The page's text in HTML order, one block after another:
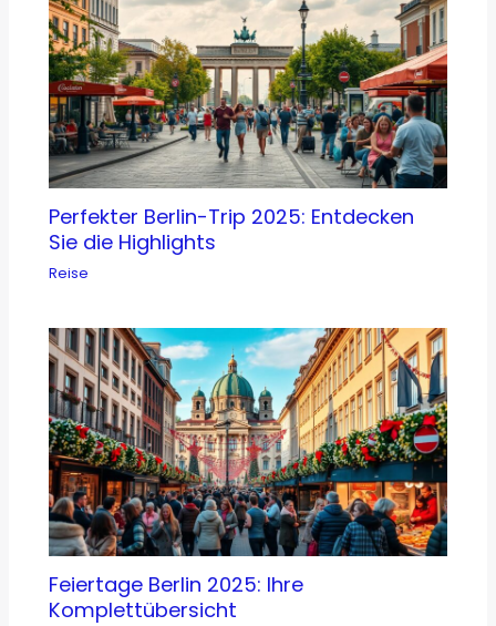
Perfekter Berlin-Trip 2025: Entdecken
Sie die Highlights
Reise
Feiertage Berlin 2025: Ihre
Komplettübersicht